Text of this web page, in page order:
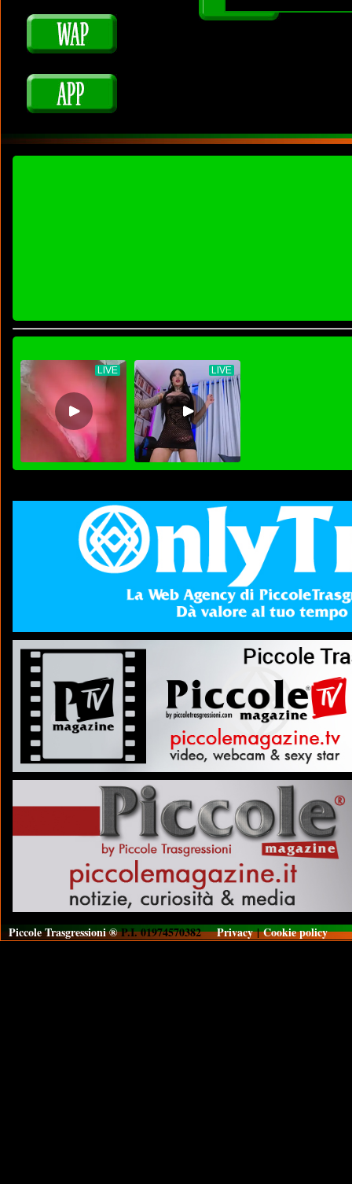
Piccole Trasgressioni ®P.I. 01974570382Privacy|Cookie policy